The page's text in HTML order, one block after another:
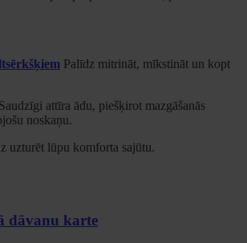
Palīdz mitrināt, mīkstināt un kopt
Saudzīgi attīra ādu, piešķirot mazgāšanās
noskaņu.
uzturēt lūpu komforta sajūtu.
dāvanu karte